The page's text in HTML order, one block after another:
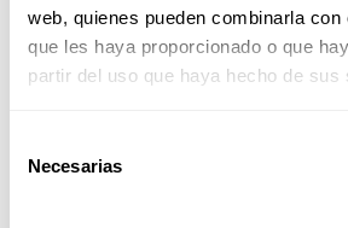
web, quienes pueden combinarla con
que les haya proporcionado o que
partir del uso que haya hecho de sus
Necesarias
Todos los productos
EMC 300GB 15K 2.5" SAS 6Gb/s
caddy